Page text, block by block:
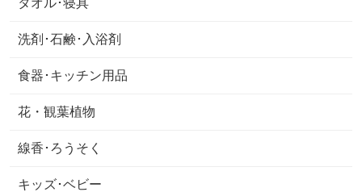
洗剤･石鹸･入浴剤
食器･キッチン用品
花・観葉植物
線香･ろうそく
キッズ･ベビー